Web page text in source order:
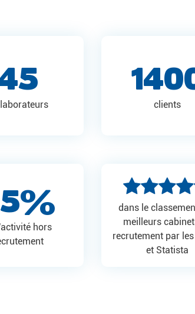
clients
hors
dans le
meilleurs
recrutement par
et Statista